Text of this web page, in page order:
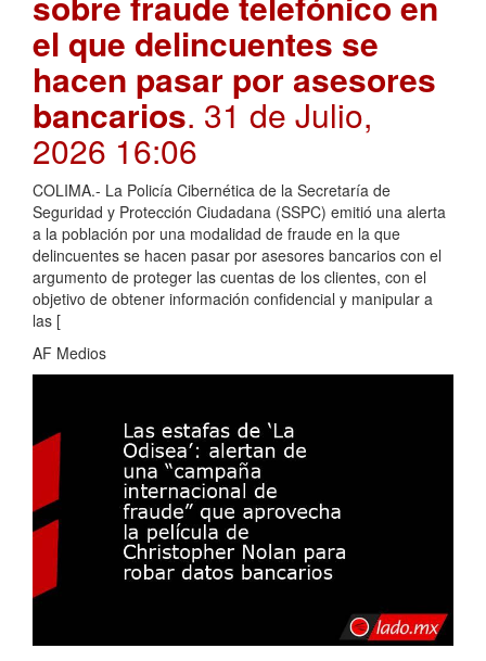
el que delincuentes se
hacen pasar por asesores
bancarios. 31 de Julio,
2026 16:06
COLIMA.- La Policía Cibernética de la Secretaría de
Seguridad y Protección Ciudadana (SSPC) emitió una alerta
a la población por una modalidad de fraude en la que
delincuentes se hacen pasar por asesores bancarios con el
argumento de proteger las cuentas de los clientes, con el
objetivo de obtener información confidencial y manipular a
las [
AF Medios